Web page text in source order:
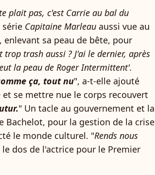
plait pas, c'est Carrie au bal du
série Capitaine Marleau aussi vue au
, enlevant sa peau de bête, pour
trop trash aussi ? J'ai le dernier, après
la peau de Roger Intermittent'.
ça, tout nu", a-t-elle ajouté
se mettre nue le corps recouvert
" Un tacle au gouvernement et la
Bachelot, pour la gestion de la crise
le monde culturel. "Rends nous
dos de l'actrice pour le Premier